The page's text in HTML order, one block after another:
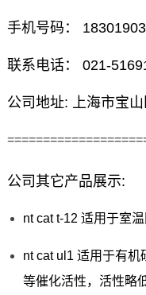
手机号码：
联系电话： 021-
公司地址: 上海市宝
公司其它产品展示:
nt cat t-12 适用于室
nt cat ul1 适用于有
等催化活性，活性略